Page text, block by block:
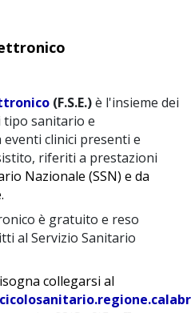
(F.S.E.)è l'insieme dei
tipo sanitario e
clinici presenti e
riferiti a prestazioni
Nazionale (SSN) e da
è gratuito e reso
al Servizio Sanitario
collegarsi al